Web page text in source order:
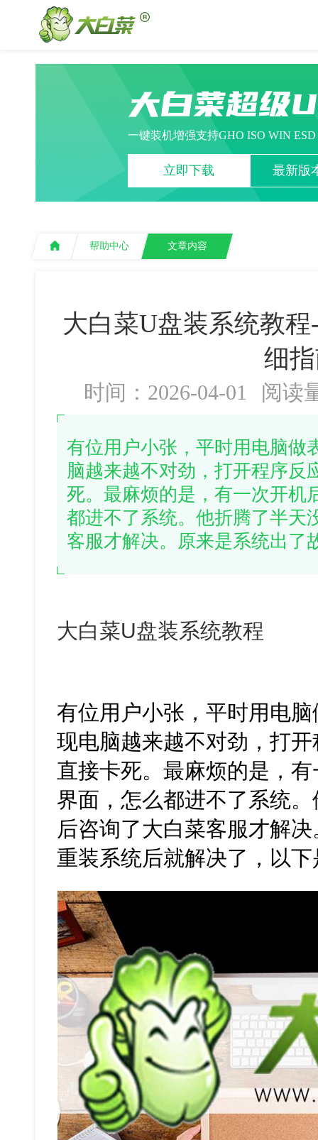
大白菜超级
一键装机增强支持GHO ISO WIN
立即下载 最新版
帮助中心 文章内容
大白菜U盘装系统教
细
时间：2026-04-01 阅读
有位用户小张，平时用电脑做
脑越来越不对劲，打开程序反
死。最麻烦的是，有一次开机
都进不了系统。他折腾了半天
客服才解决。原来是系统出了
大白菜U盘装系统教程
有位用户小张，平时用电
现电脑越来越不对劲，打
直接卡死。最麻烦的是，
界面，怎么都进不了系统
后咨询了大白菜客服才解
重装系统后就解决了，以